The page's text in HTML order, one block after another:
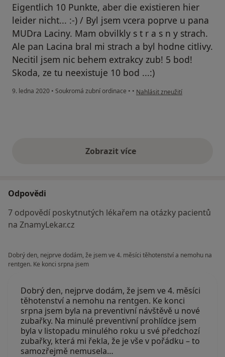
Eigentlich 10 Punkte, aber die existieren hier
leider nicht... :-) / Byl jsem vcera poprve u pana
MUDra Laciny. Mam obvilkly s t r a s n y strach.
Ale pan Lacina bral mi strach a byl hodne citlivy.
Necitil jsem nic behem extrakcy zub! 5 bod!
Skoda, ze tu neexistuje 10 bod ...:)
9. ledna 2020 • Soukromá zubní ordinace • • podle názoru uživatele Váš
Nahlásit zneužití
Zobrazit vícevýše uvedené názory
Odpovědi
7 odpovědí poskytnutých lékařem na otázky pacientů
na ZnamyLekar.cz
Dobrý den, nejprve dodám, že jsem ve 4. měsíci těhotenství a nemohu na
rentgen. Ke konci srpna jsem
Dobrý den, nejprve dodám, že jsem ve 4. měsíci
těhotenství a nemohu na rentgen. Ke konci
srpna jsem byla na preventivní návštěvě u nové
zubařky. Na minulé preventivní prohlídce jsem
byla v listopadu minulého roku u své předchozí
zubařky, která mi řekla, že je vše v pořádku – to
samozřejmě nemusela…